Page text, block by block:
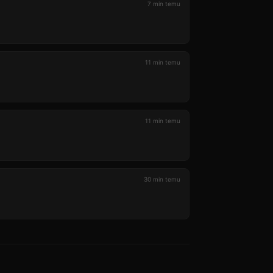
7 min temu
11 min temu
11 min temu
30 min temu